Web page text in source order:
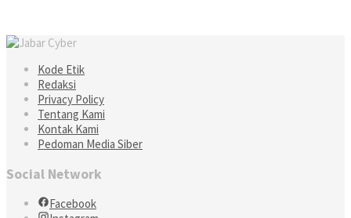
Kode Etik
Redaksi
Privacy Policy
Tentang Kami
Kontak Kami
Pedoman Media Siber
Social Network
Facebook